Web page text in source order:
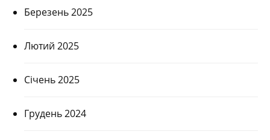
Березень 2025
Лютий 2025
Січень 2025
Грудень 2024